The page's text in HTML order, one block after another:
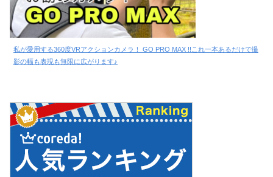
私が愛用する360度VRアクションカメラ！ GO PRO MAX !!これ一本あるだけで撮
影の幅も表現も無限に広がります♪